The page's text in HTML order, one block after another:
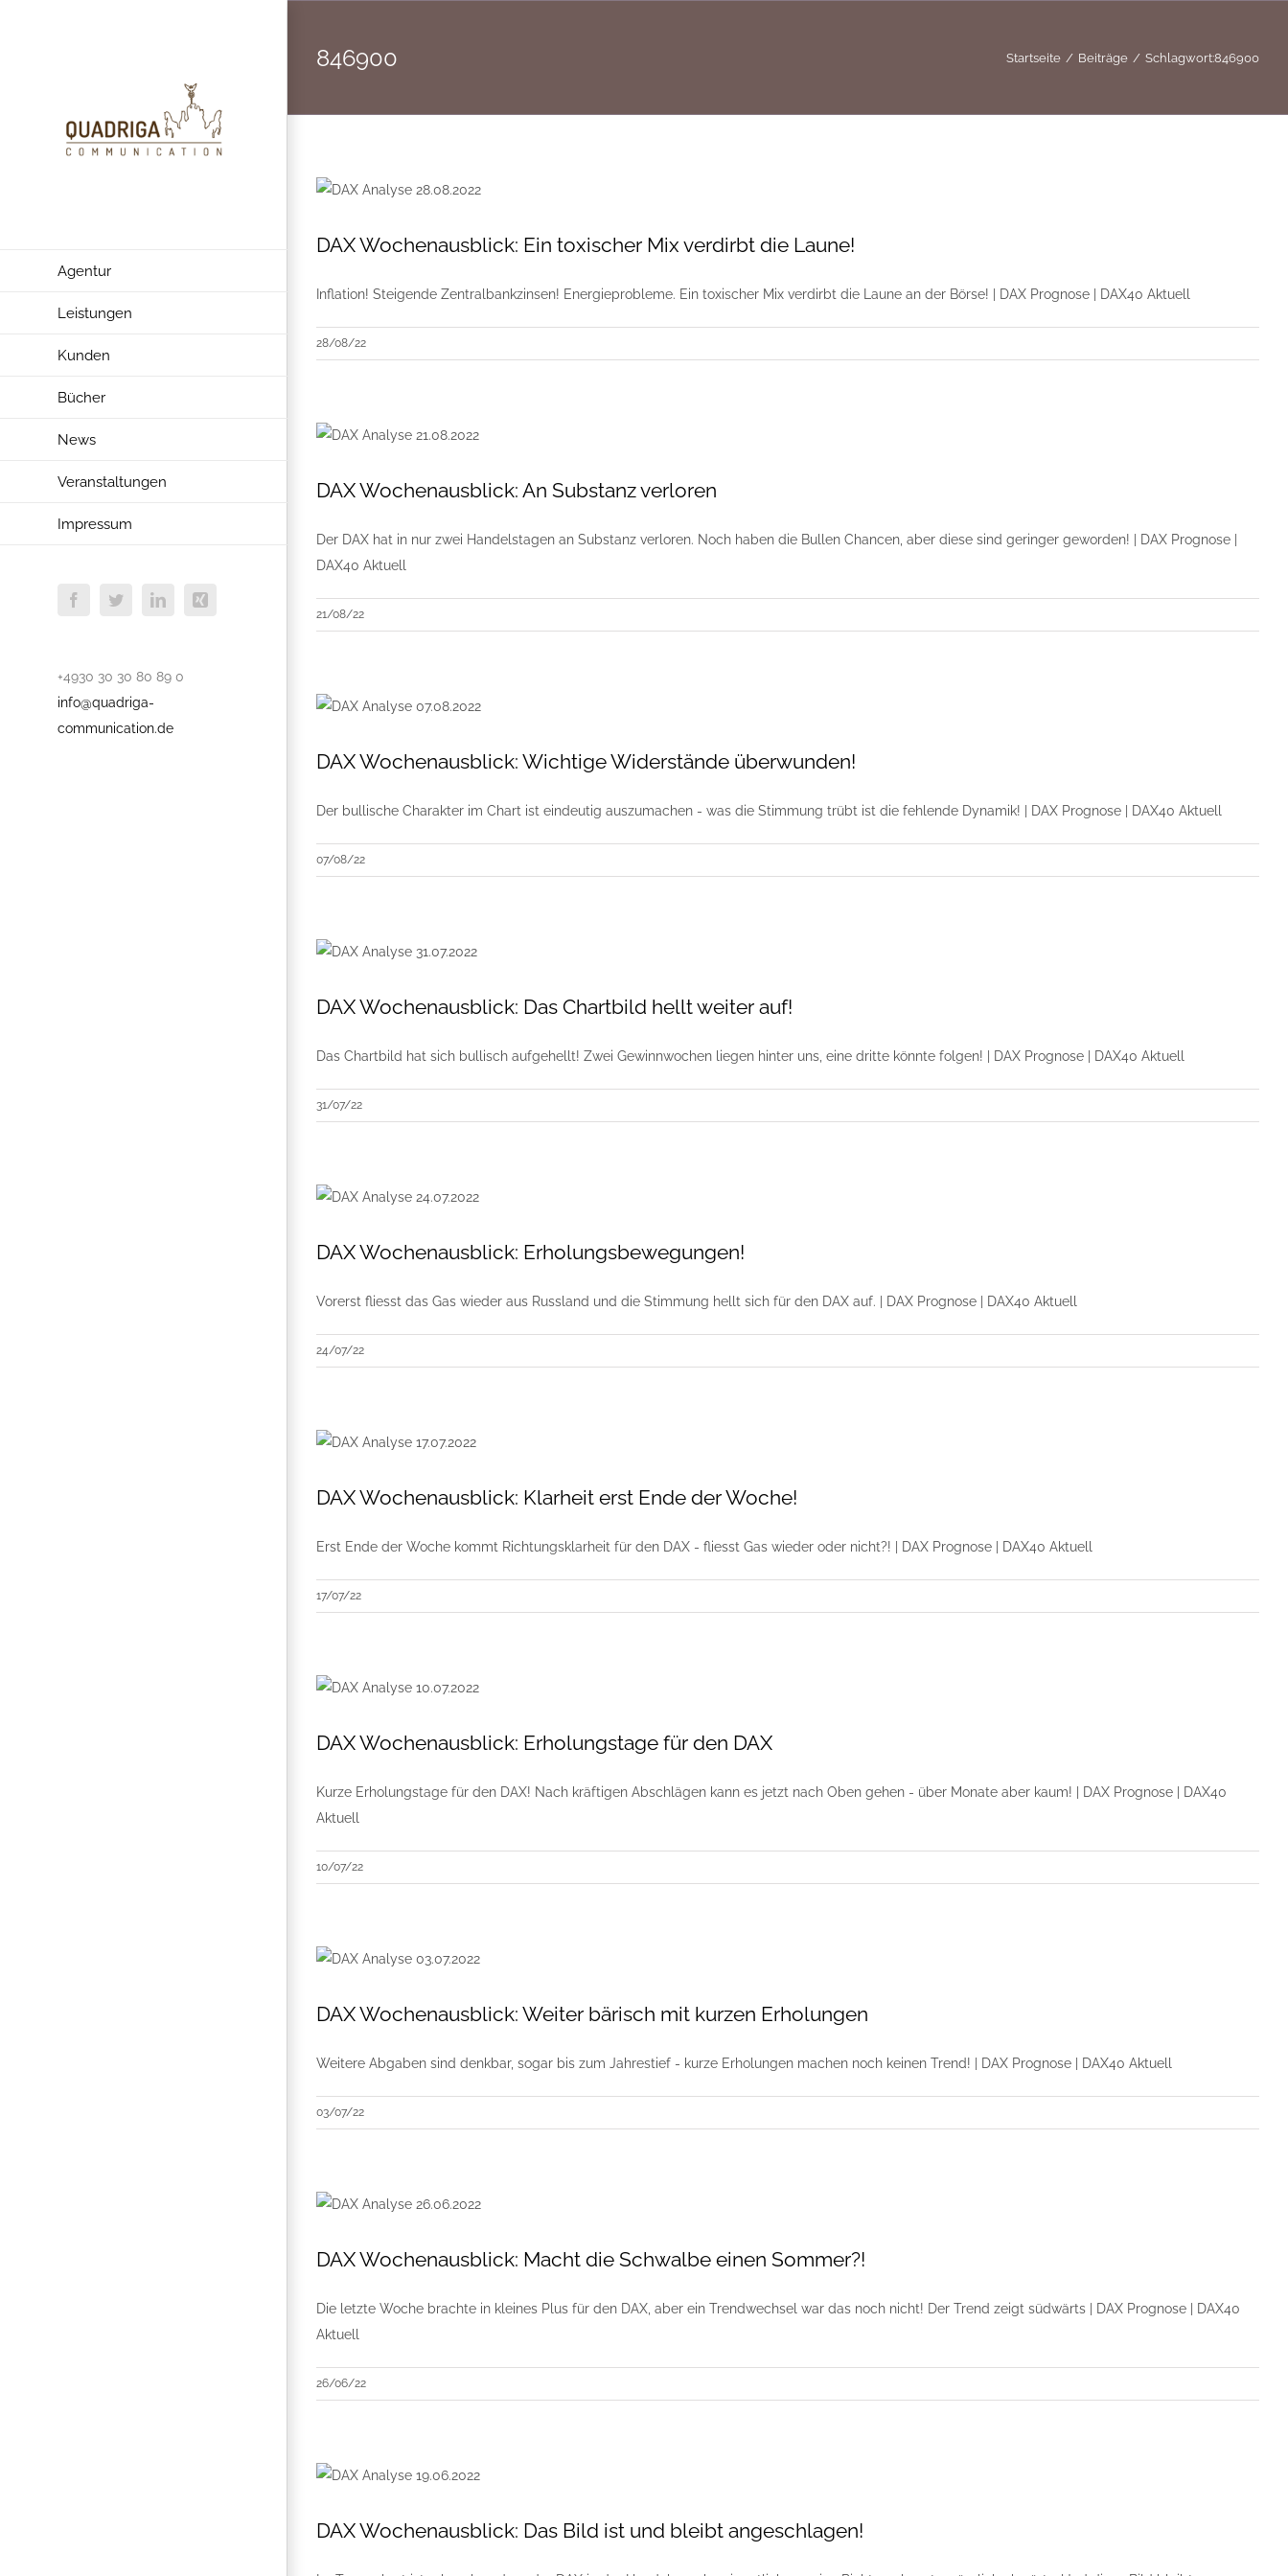
Agentur
Leistungen
Kunden
Bücher
News
Veranstaltungen
Impressum
FacebookTwitterLinkedInXing
+4930 30 30 80 89 0
info@quadriga-
communication.de
846900 Startseite Beiträge Schlagwort:846900
DAX Wochenausblick: Ein toxischer Mix verdirbt die Laune!
Inflation! Steigende Zentralbankzinsen! Energieprobleme. Ein toxischer Mix verdirbt die Laune an der Börse! | DAX Prognose | DAX40 Aktuell
28/08/22
DAX Wochenausblick: An Substanz verloren
Der DAX hat in nur zwei Handelstagen an Substanz verloren. Noch haben die Bullen Chancen, aber diese sind geringer geworden! | DAX Prognose |
DAX40 Aktuell
21/08/22
DAX Wochenausblick: Wichtige Widerstände überwunden!
Der bullische Charakter im Chart ist eindeutig auszumachen - was die Stimmung trübt ist die fehlende Dynamik! | DAX Prognose | DAX40 Aktuell
07/08/22
DAX Wochenausblick: Das Chartbild hellt weiter auf!
Das Chartbild hat sich bullisch aufgehellt! Zwei Gewinnwochen liegen hinter uns, eine dritte könnte folgen! | DAX Prognose | DAX40 Aktuell
31/07/22
DAX Wochenausblick: Erholungsbewegungen!
Vorerst fliesst das Gas wieder aus Russland und die Stimmung hellt sich für den DAX auf. | DAX Prognose | DAX40 Aktuell
24/07/22
DAX Wochenausblick: Klarheit erst Ende der Woche!
Erst Ende der Woche kommt Richtungsklarheit für den DAX - fliesst Gas wieder oder nicht?! | DAX Prognose | DAX40 Aktuell
17/07/22
DAX Wochenausblick: Erholungstage für den DAX
Kurze Erholungstage für den DAX! Nach kräftigen Abschlägen kann es jetzt nach Oben gehen - über Monate aber kaum! | DAX Prognose | DAX40
Aktuell
10/07/22
DAX Wochenausblick: Weiter bärisch mit kurzen Erholungen
Weitere Abgaben sind denkbar, sogar bis zum Jahrestief - kurze Erholungen machen noch keinen Trend! | DAX Prognose | DAX40 Aktuell
03/07/22
DAX Wochenausblick: Macht die Schwalbe einen Sommer?!
Die letzte Woche brachte in kleines Plus für den DAX, aber ein Trendwechsel war das noch nicht! Der Trend zeigt südwärts | DAX Prognose | DAX40
Aktuell
26/06/22
DAX Wochenausblick: Das Bild ist und bleibt angeschlagen!